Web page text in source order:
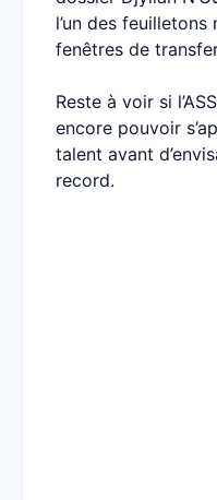
l’un des
fenêtres de
Reste à voir si
encore pouvoir
talent avant
record.